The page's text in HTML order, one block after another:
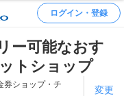
ログイン・登録
ー可能なおす
トショップ
券ショップ・チ
変更